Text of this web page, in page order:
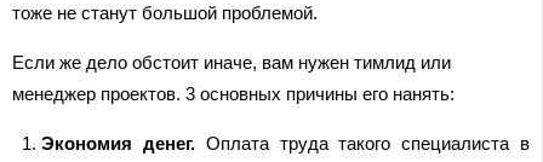
тоже не станут большой проблемой.
Если же дело обстоит иначе, вам нужен тимлид или
менеджер проектов. 3 основных причины его нанять:
Экономия денег.Оплата труда такого специалиста в